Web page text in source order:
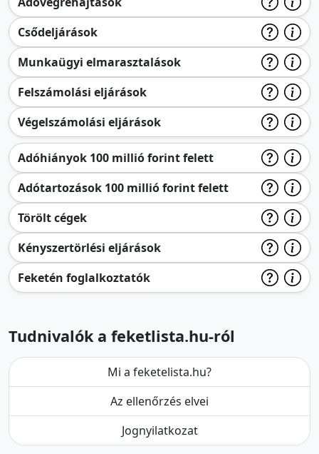
Csődeljárások
Munkaügyi elmarasztalások
Felszámolási eljárások
Végelszámolási eljárások
Adóhiányok 100 millió forint felett
Adótartozások 100 millió forint felett
Törölt cégek
Kényszertörlési eljárások
Feketén foglalkoztatók
Tudnivalók a feketlista.hu-ról
Mi a feketelista.hu?
Az ellenőrzés elvei
Jognyilatkozat